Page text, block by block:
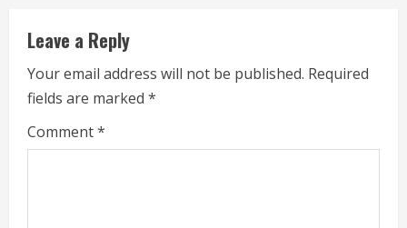
e
R
e
a
Leave a Reply
Your email address will not be published. Required
fields are marked *
Comment*